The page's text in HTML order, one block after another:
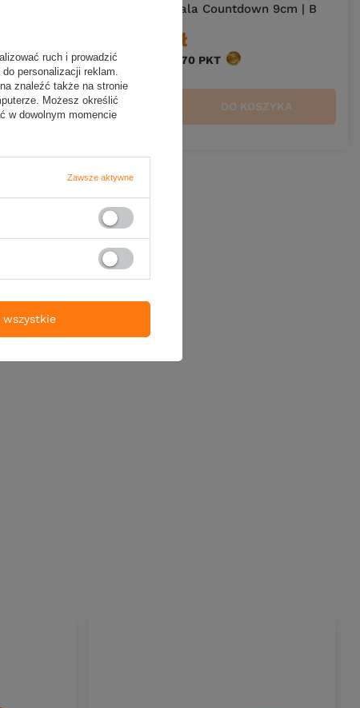
Wobler Rapala Countdown 9cm | B
39,90 zł
Kup za: 1316.70 PKT punktów
DO KOSZYKA
ruch i prowadzić
personalizacji reklam.
znaleźć także na stronie
Możesz określić
w dowolnym momencie
Zawsze aktywne